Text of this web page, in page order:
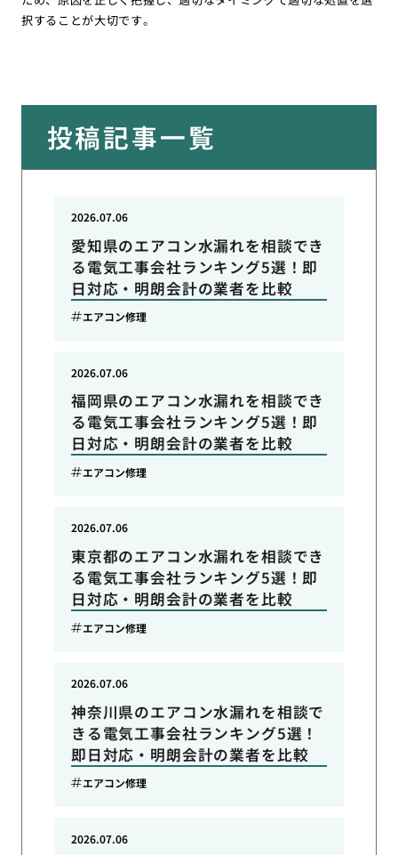
択することが大切です。
投稿記事一覧
愛知県のエアコン水漏れを相談でき
る電気工事会社ランキング5選！即
日対応・明朗会計の業者を比較
2026.07.06
エアコン修理
福岡県のエアコン水漏れを相談でき
る電気工事会社ランキング5選！即
日対応・明朗会計の業者を比較
2026.07.06
エアコン修理
東京都のエアコン水漏れを相談でき
る電気工事会社ランキング5選！即
日対応・明朗会計の業者を比較
2026.07.06
エアコン修理
神奈川県のエアコン水漏れを相談で
きる電気工事会社ランキング5選！
即日対応・明朗会計の業者を比較
2026.07.06
エアコン修理
2026.07.06